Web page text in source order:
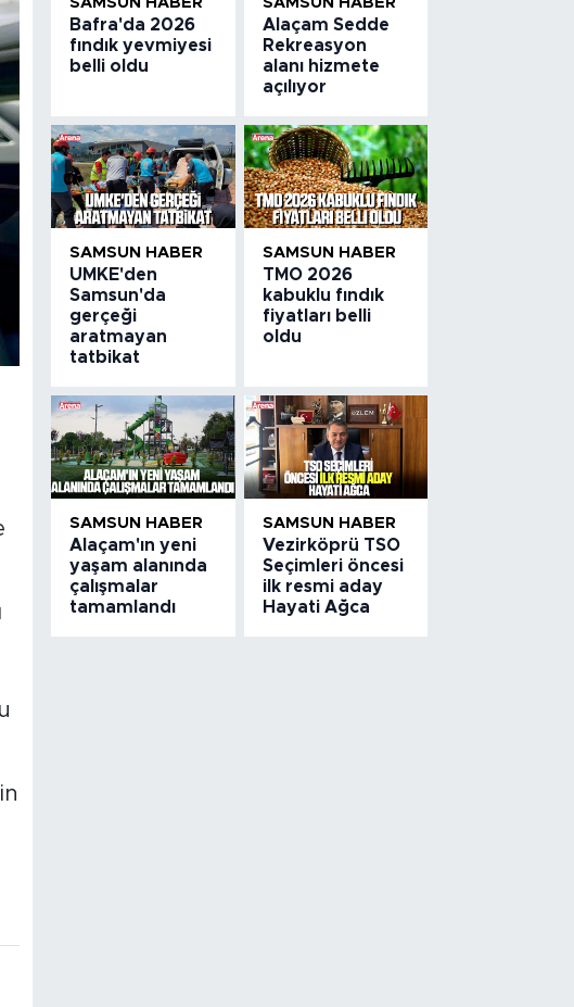
Bafra'da 2026
fındık yevmiyesi
belli oldu
Alaçam Sedde
Rekreasyon
alanı hizmete
açılıyor
SAMSUN HABER
UMKE'den
Samsun'da
gerçeği
aratmayan
tatbikat
SAMSUN HABER
TMO 2026
kabuklu fındık
fiyatları belli
oldu
SAMSUN HABER
Alaçam'ın yeni
yaşam alanında
çalışmalar
tamamlandı
SAMSUN HABER
Vezirköprü TSO
Seçimleri öncesi
ilk resmi aday
Hayati Ağca